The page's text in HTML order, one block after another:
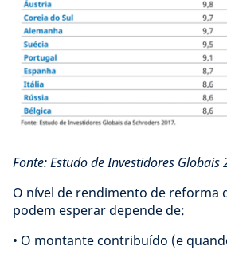
Fonte: Estudo de Investidores Globais
O nível de rendimento de reforma
podem esperar depende de:
• O montante contribuído (e